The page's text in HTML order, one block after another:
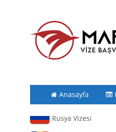
Anasayfa
Rusya Vizesi